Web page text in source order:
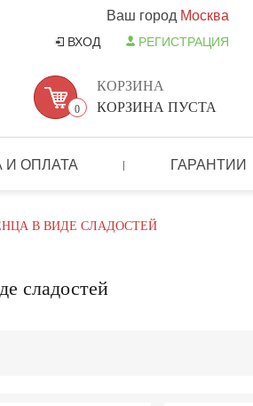
Ваш город Москва
ВХОД РЕГИСТРАЦИЯ
0
КОРЗИНА
КОРЗИНА ПУСТА
И ОПЛАТА | ГАРАНТИИ
В ВИДЕ СЛАДОСТЕЙ
сладостей